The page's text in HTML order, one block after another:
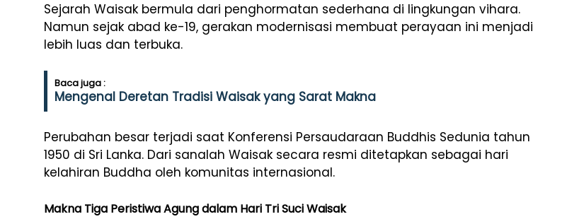
Sejarah Waisak bermula dari penghormatan sederhana di lingkungan vihara.
Namun sejak abad ke-19, gerakan modernisasi membuat perayaan ini menjadi
lebih luas dan terbuka.
Baca juga :
Mengenal Deretan Tradisi Waisak yang Sarat Makna
Perubahan besar terjadi saat Konferensi Persaudaraan Buddhis Sedunia tahun
1950 di Sri Lanka. Dari sanalah Waisak secara resmi ditetapkan sebagai hari
kelahiran Buddha oleh komunitas internasional.
Makna Tiga Peristiwa Agung dalam Hari Tri Suci Waisak